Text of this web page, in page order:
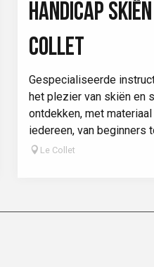
HANDICAP
COLLET
Gespecialiseerde
het plezier van skiën en
ontdekken, met
iedereen, van beginners
Le Collet